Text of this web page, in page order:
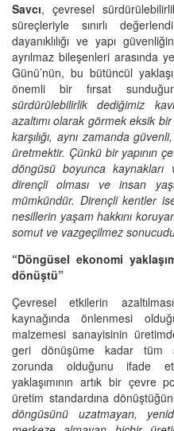
Savcı, çevresel
süreçleriyle sınırlı
dayanıklılığı ve yapı
ayrılmaz bileşenleri arasında
Günü’nün, bu bütüncül
önemli bir fırsat
sürdürülebilirlik dediğimiz
azaltımı olarak görmek eksik bir
karşılığı, aynı zamanda
üretmektir. Çünkü bir yapının
döngüsü boyunca kaynakları
dirençli olması ve insan
mümkündür. Dirençli kentler
nesillerin yaşam hakkını
somut ve vazgeçilmez
“Döngüsel ekonomi
dönüştü”
Çevresel etkilerin
kaynağında önlenmesi
malzemesi sanayisinin
geri dönüşüme kadar tüm
zorunda olduğunu ifade
yaklaşımının artık bir çevre
üretim standardına
döngüsünü uzatmayan,